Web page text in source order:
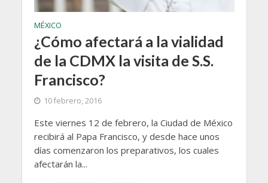
MÉXICO
¿Cómo afectará a la vialidad
de la CDMX la visita de S.S.
Francisco?
10 febrero, 2016
Este viernes 12 de febrero, la Ciudad de México
recibirá al Papa Francisco, y desde hace unos
días comenzaron los preparativos, los cuales
afectarán la...